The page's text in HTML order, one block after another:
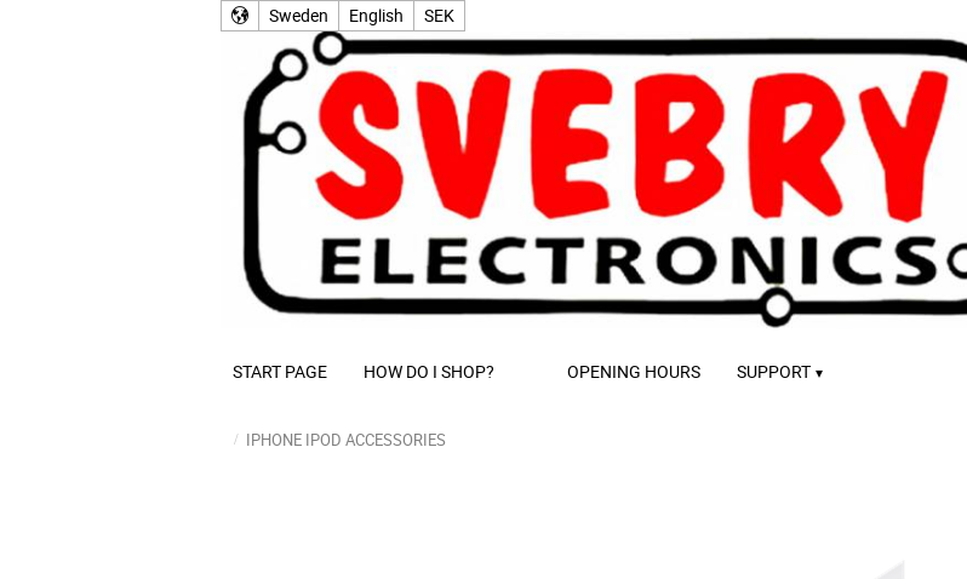
Sweden English SEK
START PAGE HOW DO I SHOP? OPENING HOURS SUPPORT
IPHONE IPOD ACCESSORIES